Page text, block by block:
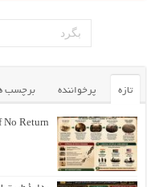
تازه پرخواننده برچسب
No Return